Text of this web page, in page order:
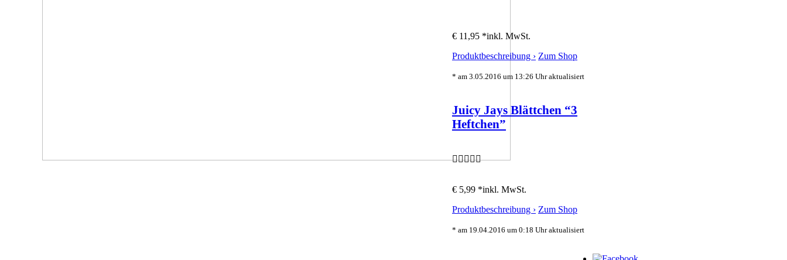
€ 11,95 *inkl. MwSt.
Produktbeschreibung › Zum Shop
* am 3.05.2016 um 13:26 Uhr aktualisiert
Juicy Jays Blättchen “3
Heftchen”
€ 5,99 *inkl. MwSt.
Produktbeschreibung › Zum Shop
* am 19.04.2016 um 0:18 Uhr aktualisiert